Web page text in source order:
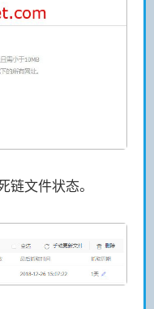
链文件状态。